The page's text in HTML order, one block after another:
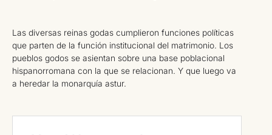
Las diversas reinas godas cumplieron funciones políticas
que parten de la función institucional del matrimonio. Los
pueblos godos se asientan sobre una base poblacional
hispanorromana con la que se relacionan. Y que luego va
a heredar la monarquía astur.